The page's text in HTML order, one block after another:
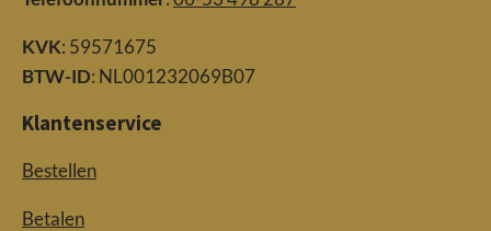
KVK: 59571675
BTW-ID: NL001232069B07
Klantenservice
Bestellen
Betalen